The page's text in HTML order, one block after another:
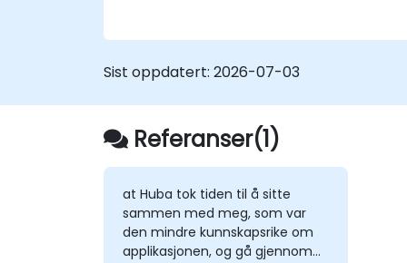
Sist oppdatert: 2026-07-03
Referanser(1)
at Huba tok tiden til å sitte
sammen med meg, som var
den mindre kunnskapsrike om
applikasjonen, og gå gjennom